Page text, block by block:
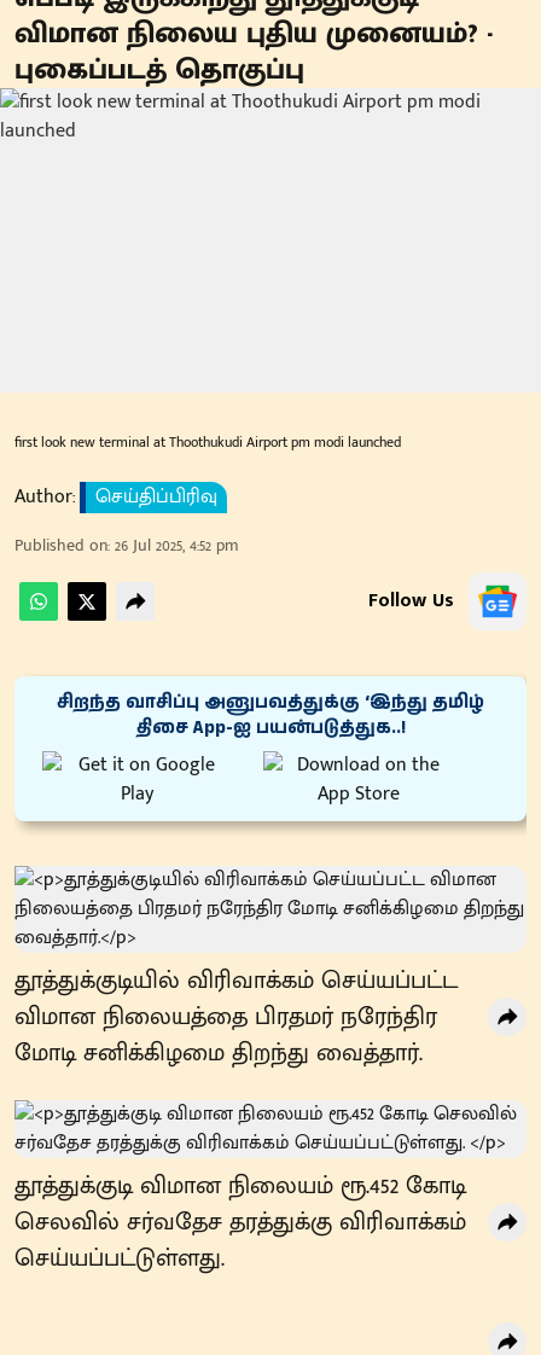
விமான நிலைய புதிய முனையம்? -
புகைப்படத் தொகுப்பு
first look new terminal at Thoothukudi Airport pm modi launched
Author: செய்திப்பிரிவு
Published on:26 Jul 2025, 4:52 pm
Follow Us
சிறந்த வாசிப்பு அனுபவத்துக்கு ‘இந்து தமிழ்
திசை App-ஐ பயன்படுத்துக..!
தூத்துக்குடியில் விரிவாக்கம் செய்யப்பட்ட
விமான நிலையத்தை பிரதமர் நரேந்திர
மோடி சனிக்கிழமை திறந்து வைத்தார்.
தூத்துக்குடி விமான நிலையம் ரூ.452 கோடி
செலவில் சர்வதேச தரத்துக்கு விரிவாக்கம்
செய்யப்பட்டுள்ளது.